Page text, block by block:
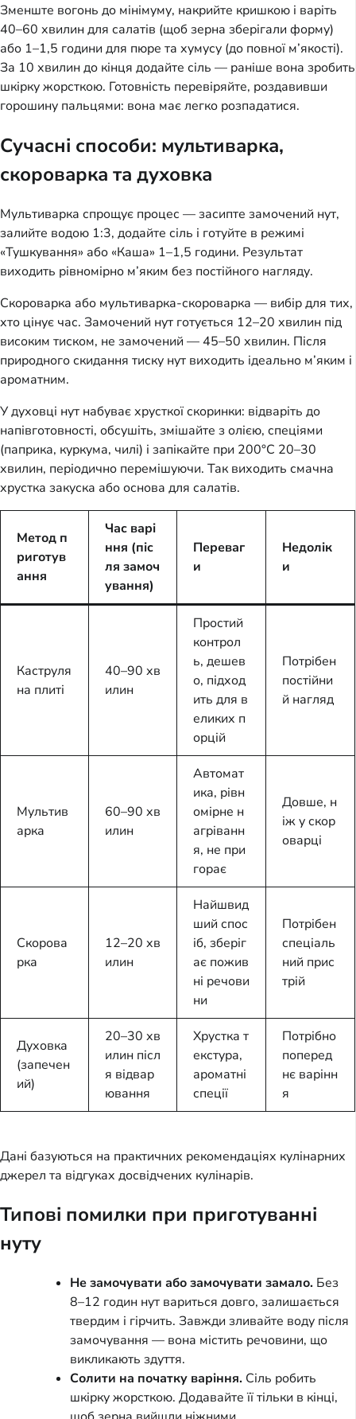
Зменште вогонь до мінімуму, накрийте кришкою і варіть
40–60 хвилин для салатів (щоб зерна зберігали форму)
або 1–1,5 години для пюре та хумусу (до повної м’якості).
За 10 хвилин до кінця додайте сіль — раніше вона зробить
шкірку жорсткою. Готовність перевіряйте, роздавивши
горошину пальцями: вона має легко розпадатися.
Сучасні способи: мультиварка,
скороварка та духовка
Мультиварка спрощує процес — засипте замочений нут,
залийте водою 1:3, додайте сіль і готуйте в режимі
«Тушкування» або «Каша» 1–1,5 години. Результат
виходить рівномірно м’яким без постійного нагляду.
Скороварка або мультиварка-скороварка — вибір для тих,
хто цінує час. Замочений нут готується 12–20 хвилин під
високим тиском, не замочений — 45–50 хвилин. Після
природного скидання тиску нут виходить ідеально м’яким і
ароматним.
У духовці нут набуває хрусткої скоринки: відваріть до
напівготовності, обсушіть, змішайте з олією, спеціями
(паприка, куркума, чилі) і запікайте при 200°C 20–30
хвилин, періодично перемішуючи. Так виходить смачна
хрустка закуска або основа для салатів.
Метод п
риготув
ання
Час варі
ння (піс
ля замоч
ування)
Переваг
и
Недолік
и
Каструля
на плиті
40–90 хв
илин
Простий
контрол
ь, дешев
о, підход
ить для в
еликих п
орцій
Потрібен
постійни
й нагляд
Мультив
арка
60–90 хв
илин
Автомат
ика, рівн
омірне н
агріванн
я, не при
горає
Довше, н
іж у скор
оварці
Скорова
рка
12–20 хв
илин
Найшвид
ший спос
іб, зберіг
ає пожив
ні речови
ни
Потрібен
спеціаль
ний прис
трій
Духовка
(запечен
ий)
20–30 хв
илин післ
я відвар
ювання
Хрустка т
екстура,
ароматні
спеції
Потрібно
поперед
нє варінн
я
Дані базуються на практичних рекомендаціях кулінарних
джерел та відгуках досвідчених кулінарів.
Типові помилки при приготуванні
нуту
Не замочувати або замочувати замало. Без
8–12 годин нут вариться довго, залишається
твердим і гірчить. Завжди зливайте воду після
замочування — вона містить речовини, що
викликають здуття.
Солити на початку варіння. Сіль робить
шкірку жорсткою. Додавайте її тільки в кінці,